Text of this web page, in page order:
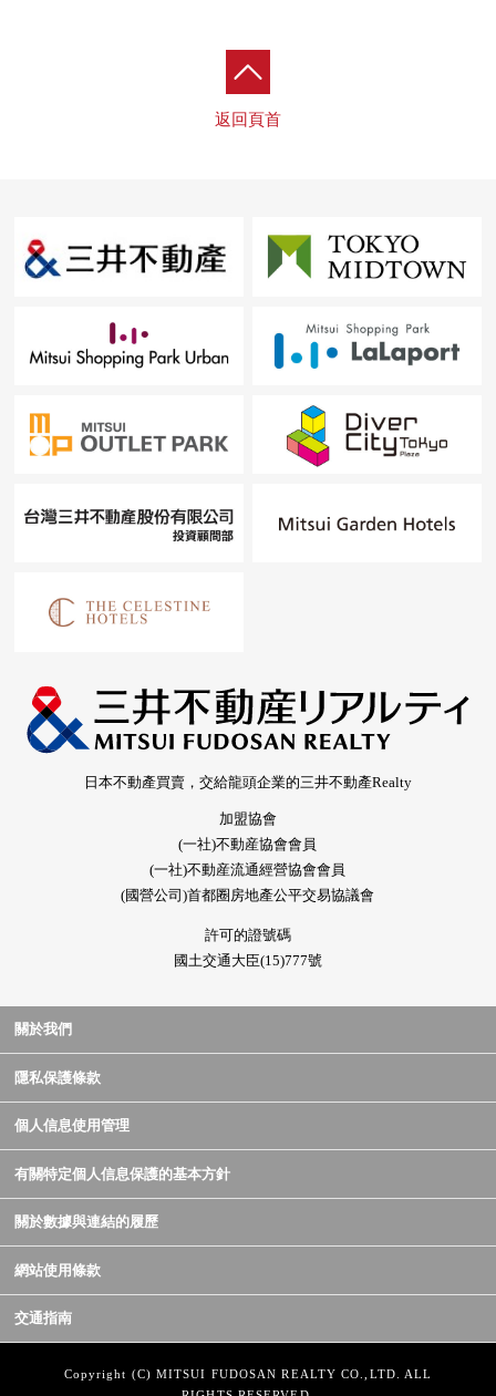
返回頁首
日本不動產買賣，交給龍頭企業的三井不動產Realty
加盟協會
(一社)不動産協會會員
(一社)不動産流通經營協會會員
(國營公司)首都圈房地產公平交易協議會
許可的證號碼
國土交通大臣(15)777號
關於我們
隱私保護條款
個人信息使用管理
有關特定個人信息保護的基本方針
關於數據與連結的履歷
網站使用條款
交通指南
Copyright (C) MITSUI FUDOSAN REALTY CO.,LTD. ALL